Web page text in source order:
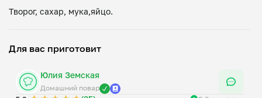
Для вас приготовит
Юлия Земская
Домашний повар